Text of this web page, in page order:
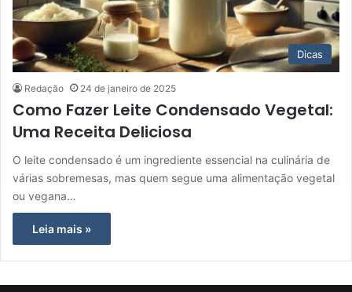
Dicas
Redação 24 de janeiro de 2025
Como Fazer Leite Condensado Vegetal:
Uma Receita Deliciosa
O leite condensado é um ingrediente essencial na culinária de
várias sobremesas, mas quem segue uma alimentação vegetal
ou vegana…
Leia mais »